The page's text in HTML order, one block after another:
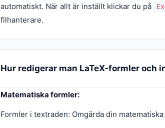
automatiskt. När allt är inställt klickar du på
filhanterare.
Hur redigerar man LaTeX-formler och
Matematiska formler:
Formler i textraden: Omgärda din